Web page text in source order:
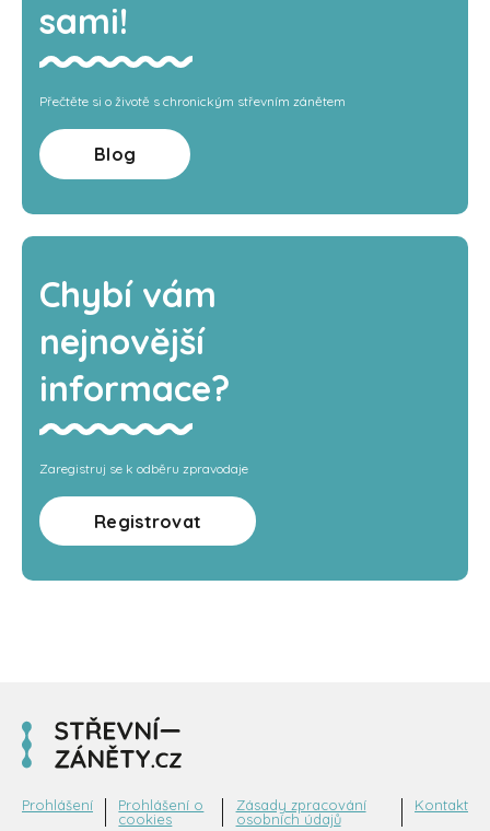
sami!
Přečtěte si o životě s chronickým střevním zánětem
Blog
Chybí vám
nejnovější
informace?
Zaregistruj se k odběru zpravodaje
Registrovat
Prohlášení
Prohlášení o
cookies
Zásady zpracování
osobních údajů
Kontakt